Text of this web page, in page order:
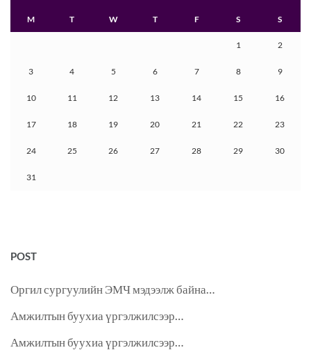
M T W T F S S
1 2
3 4 5 6 7 8 9
10 11 12 13 14 15 16
17 18 19 20 21 22 23
24 25 26 27 28 29 30
31
POST
Оргил сургуулийн ЭМЧ мэдээлж байна…
Амжилтын буухиа үргэлжилсээр…
Амжилтын буухиа үргэлжилсээр…